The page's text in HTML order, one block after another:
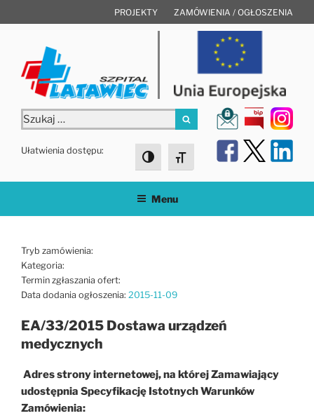
do
PROJEKTY ZAMÓWIENIA / OGŁOSZENIA
Szukaj:
Szukaj
Ułatwienia dostępu:
Toggle High Contrast
Toggle Font size
Menu
Tryb zamówienia:
Kategoria:
Termin zgłaszania ofert:
Data dodania ogłoszenia: 2015-11-09
EA/33/2015 Dostawa urządzeń
medycznych
Adres strony internetowej, na której Zamawiający
udostępnia Specyfikację Istotnych Warunków
Zamówienia: